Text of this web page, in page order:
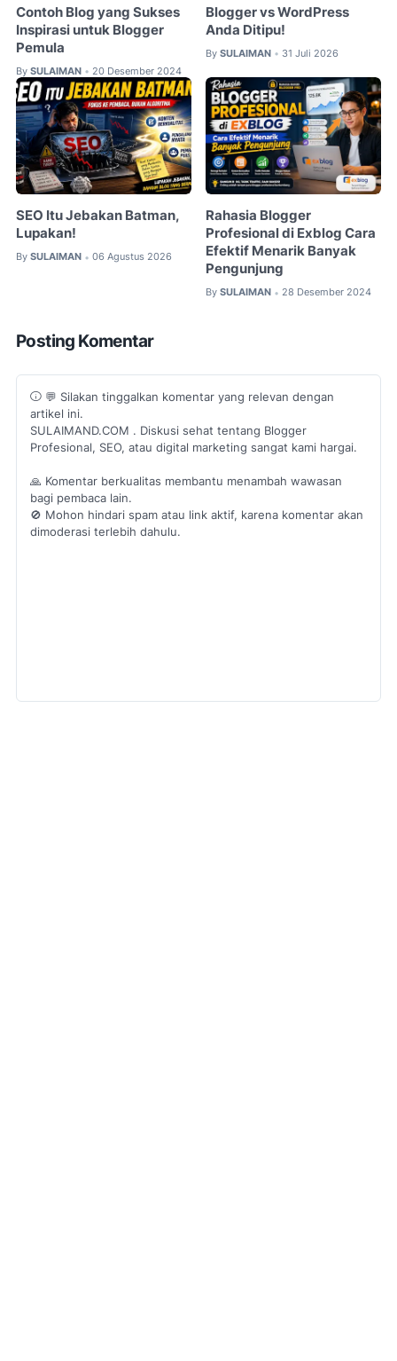
Contoh Blog yang Sukses
Inspirasi untuk Blogger
Pemula
By SULAIMAN • 20 Desember 2024
Blogger vs WordPress
Anda Ditipu!
By SULAIMAN • 31 Juli 2026
SEO Itu Jebakan Batman,
Lupakan!
By SULAIMAN • 06 Agustus 2026
Rahasia Blogger
Profesional di Exblog Cara
Efektif Menarik Banyak
Pengunjung
By SULAIMAN • 28 Desember 2024
Posting Komentar
💬 Silakan tinggalkan komentar yang relevan dengan
artikel ini.
SULAIMAND.COM . Diskusi sehat tentang Blogger
Profesional, SEO, atau digital marketing sangat kami hargai.
🙏 Komentar berkualitas membantu menambah wawasan
bagi pembaca lain.
🚫 Mohon hindari spam atau link aktif, karena komentar akan
dimoderasi terlebih dahulu.